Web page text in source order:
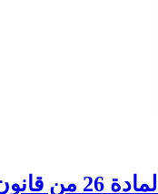
العلم